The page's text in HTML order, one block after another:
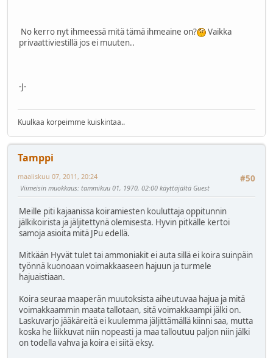
No kerro nyt ihmeessä mitä tämä ihmeaine on?
Vaikka
privaattiviestillä jos ei muuten..
-J-
Kuulkaa korpeimme kuiskintaa..
Tamppi
#50
maaliskuu 07, 2011, 20:24
Viimeisin muokkaus: tammikuu 01, 1970, 02:00 käyttäjältä Guest
Meille piti kajaanissa koiramiesten kouluttaja oppitunnin
jälkikoirista ja jäljitettynä olemisesta. Hyvin pitkälle kertoi
samoja asioita mitä JPu edellä.
Mitkään Hyvät tulet tai ammoniakit ei auta sillä ei koira suinpäin
työnnä kuonoaan voimakkaaseen hajuun ja turmele
hajuaistiaan.
Koira seuraa maaperän muutoksista aiheutuvaa hajua ja mitä
voimakkaammin maata tallotaan, sitä voimakkaampi jälki on.
Laskuvarjo jääkäreitä ei kuulemma jäljittämällä kiinni saa, mutta
koska he liikkuvat niin nopeasti ja maa talloutuu paljon niin jälki
on todella vahva ja koira ei siitä eksy.